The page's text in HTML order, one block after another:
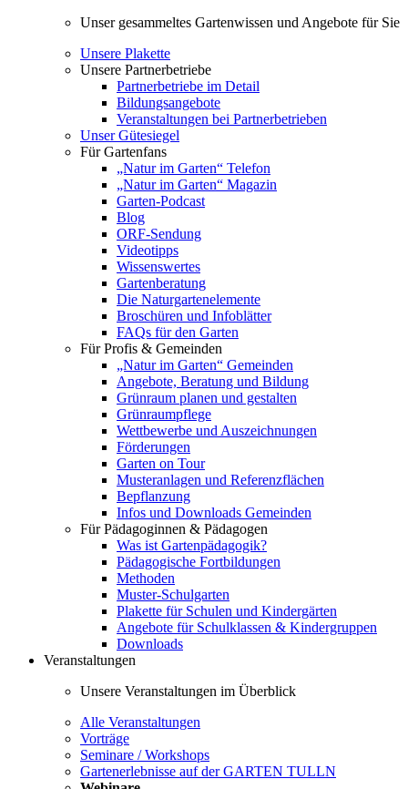
Unser gesammeltes Gartenwissen und Angebote für Sie
Unsere Plakette
Unsere Partnerbetriebe
Partnerbetriebe im Detail
Bildungsangebote
Veranstaltungen bei Partnerbetrieben
Unser Gütesiegel
Für Gartenfans
„Natur im Garten“ Telefon
„Natur im Garten“ Magazin
Garten-Podcast
Blog
ORF-Sendung
Videotipps
Wissenswertes
Gartenberatung
Die Naturgartenelemente
Broschüren und Infoblätter
FAQs für den Garten
Für Profis & Gemeinden
„Natur im Garten“ Gemeinden
Angebote, Beratung und Bildung
Grünraum planen und gestalten
Grünraumpflege
Wettbewerbe und Auszeichnungen
Förderungen
Garten on Tour
Musteranlagen und Referenzflächen
Bepflanzung
Infos und Downloads Gemeinden
Für Pädagoginnen & Pädagogen
Was ist Gartenpädagogik?
Pädagogische Fortbildungen
Methoden
Muster-Schulgarten
Plakette für Schulen und Kindergärten
Angebote für Schulklassen & Kindergruppen
Downloads
Veranstaltungen
Unsere Veranstaltungen im Überblick
Alle Veranstaltungen
Vorträge
Seminare / Workshops
Gartenerlebnisse auf der GARTEN TULLN